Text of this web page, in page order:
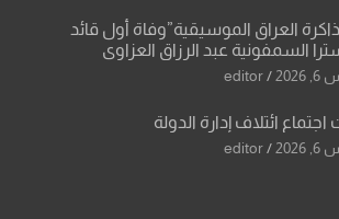
العراق الموسيقية”وفاة أول قائد
السمفونية عبد الرزاق العزاوي
editor
ائتلاف إدارة الدولة
editor